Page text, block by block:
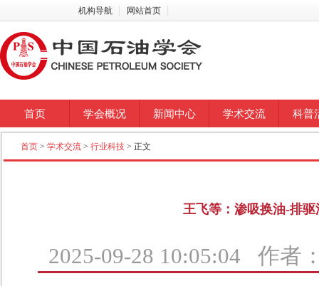
机构导航 网站首页
首页 学会概况 新闻中心 学术交流 科普
首页 > 学术交流 > 行业科技 > 正文
王飞等：渗吸换油-排
2025-09-28 10:05:04 作者